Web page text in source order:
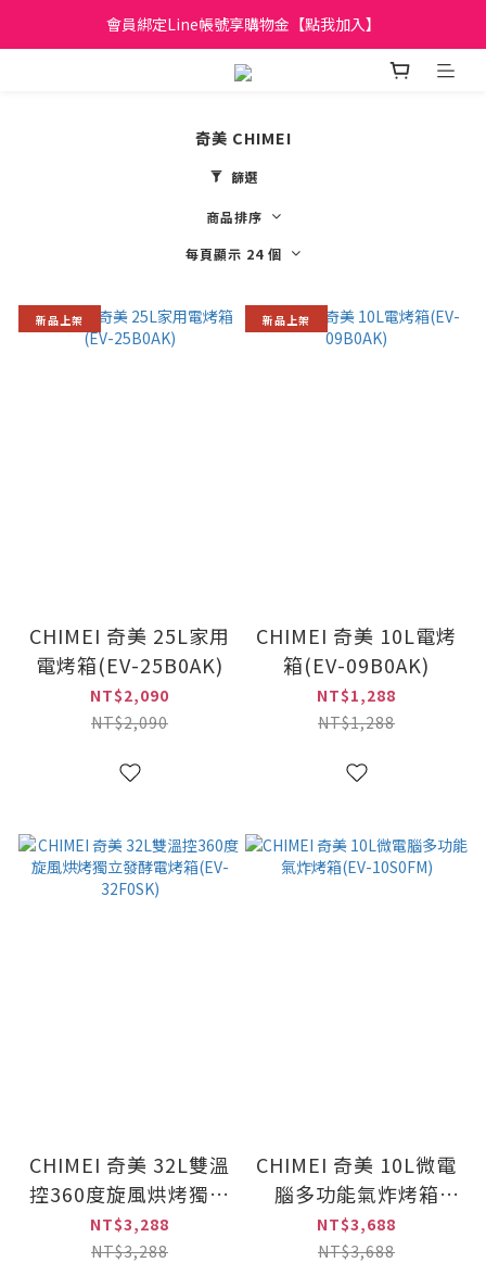
日立家電、國際牌 原廠管制價格 私訊優惠價
會員綁定Line帳號享購物金【點我加入】
全館滿299元免運
奇美 CHIMEI
篩選
商品排序
每頁顯示 24 個
新品上架
CHIMEI 奇美 25L家用
電烤箱(EV-25B0AK)
NT$2,090
NT$2,090
新品上架
CHIMEI 奇美 10L電烤
箱(EV-09B0AK)
NT$1,288
NT$1,288
CHIMEI 奇美 32L雙溫
控360度旋風烘烤獨立
發酵電烤箱(EV-
32F0SK)
NT$3,288
NT$3,288
CHIMEI 奇美 10L微電
腦多功能氣炸烤箱
(EV-10S0FM)
NT$3,688
NT$3,688